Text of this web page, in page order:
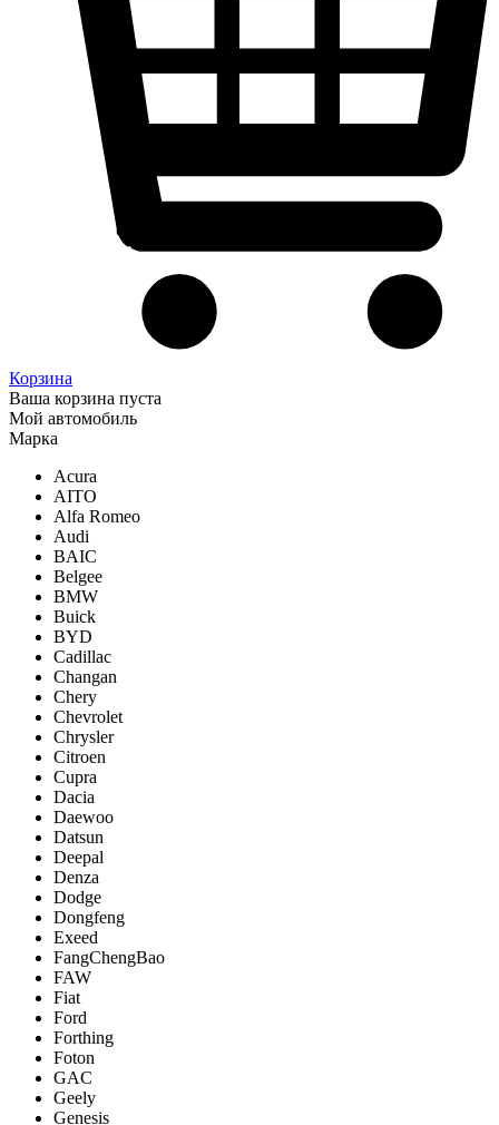
Корзина
Ваша корзина пуста
Мой автомобиль
Марка
Acura
AITO
Alfa Romeo
Audi
BAIC
Belgee
BMW
Buick
BYD
Cadillac
Changan
Chery
Chevrolet
Chrysler
Citroen
Cupra
Dacia
Daewoo
Datsun
Deepal
Denza
Dodge
Dongfeng
Exeed
FangChengBao
FAW
Fiat
Ford
Forthing
Foton
GAC
Geely
Genesis